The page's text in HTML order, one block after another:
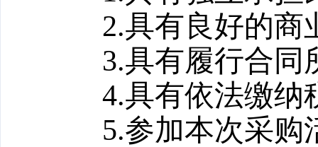
2.具有良好的商
3.具有履行合同
4.具有依法缴纳
5.参加本次采购